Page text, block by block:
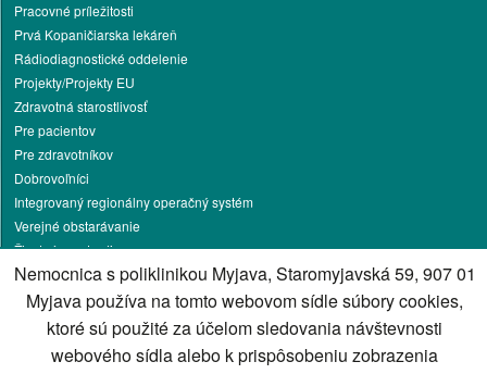
Pracovné príležitosti
Prvá Kopaničiarska lekáreň
Rádiodiagnostické oddelenie
Projekty/Projekty EU
Zdravotná starostlivosť
Pre pacientov
Pre zdravotníkov
Dobrovoľníci
Integrovaný regionálny operačný systém
Verejné obstarávanie
Životné prostredie
Oznamovanie protispoločenskej činnosti
Jedálny lístok
Kontakt
Cookies nastavenie
Nemocnica s poliklinikou Myjava, Staromyjavská 59, 907 01
Myjava používa na tomto webovom sídle súbory cookies,
ktoré sú použité za účelom sledovania návštevnosti
webového sídla alebo k prispôsobeniu zobrazenia